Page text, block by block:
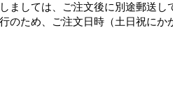
ましては、ご注文後に別途郵送し
のため、ご注文日時（土日祝に